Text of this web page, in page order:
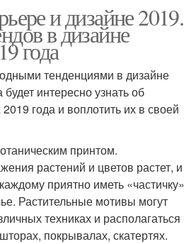
и дизайне 2019.
в дизайне
года
тенденциями в дизайне
интересно узнать об
года и воплотить их в своей
принтом.
растений и цветов растет, и
приятно иметь «частичку»
Растительные мотивы могут
техниках и располагаться
покрывалах, скатертях.